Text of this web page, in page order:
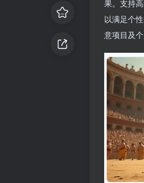
果。支持
以满足个
意项目及